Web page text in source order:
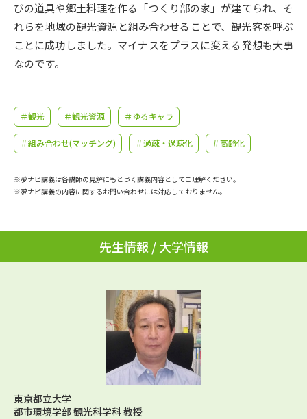
学問発見 学問検索
学問のミニ講義「夢ナビ講義」 学問分野解説
学問の教科書 夢ナビライブ
ユーザーサポート
Ｑ＆Ａ よくあるご質問 大学進学IDについて
資料の料金の
個人情報取扱規定
テレメール進学カタログ
訂正のご案内
びの道具や郷土料理を作る「つくり部の家」が建てられ、そ
れらを地域の観光資源と組み合わせることで、観光客を呼ぶ
ことに成功しました。マイナスをプラスに変える発想も大事
なのです。
＃観光 ＃観光資源 ＃ゆるキャラ
＃組み合わせ(マッチング) ＃過疎・過疎化 ＃高齢化
※夢ナビ講義は各講師の見解にもとづく講義内容としてご理解ください。
※夢ナビ講義の内容に関するお問い合わせには対応しておりません。
先生情報 / 大学情報
東京都立大学
都市環境学部 観光科学科 教授